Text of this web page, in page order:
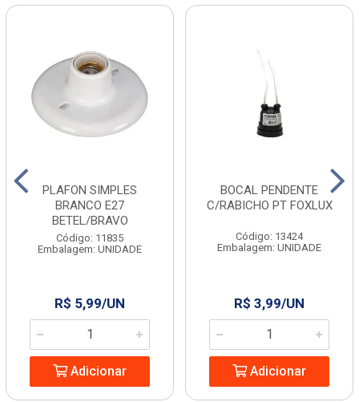
PLAFON SIMPLES
BRANCO E27
BETEL/BRAVO
Código: 11835
Embalagem: UNIDADE
R$ 5,99/UN
Adicionar
BOCAL PENDENTE
C/RABICHO PT FOXLUX
Código: 13424
Embalagem: UNIDADE
R$ 3,99/UN
Adicionar